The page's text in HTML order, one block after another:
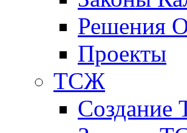
Решения
Проекты
ТСЖ